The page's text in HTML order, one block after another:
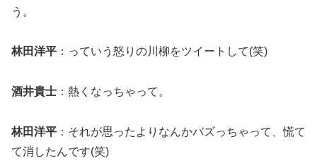
う。
林田洋平 ：っていう怒りの川柳をツイートして(笑)
酒井貴士 ：熱くなっちゃって。
林田洋平 ：それが思ったよりなんかバズっちゃって、慌て
て消したんです(笑)